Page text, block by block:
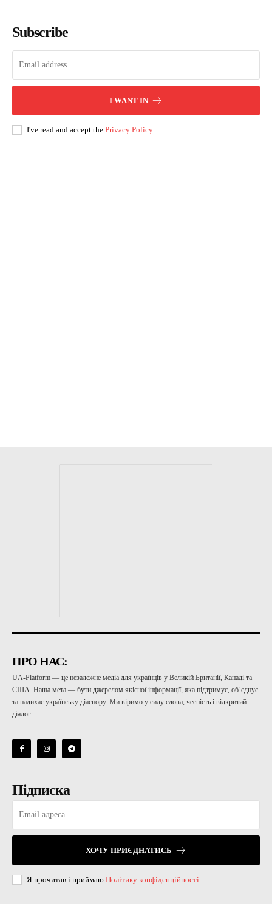
Subscribe
I WANT IN
I've read and accept the Privacy Policy.
ПРО НАС:
UA-Platform — це незалежне медіа для українців у Великій Британії, Канаді та
США. Наша мета — бути джерелом якісної інформації, яка підтримує, об’єднує
та надихає українську діаспору. Ми віримо у силу слова, чесність і відкритий
діалог.
Підписка
ХОЧУ ПРИЄДНАТИСЬ
Я прочитав і приймаю Політику конфіденційності